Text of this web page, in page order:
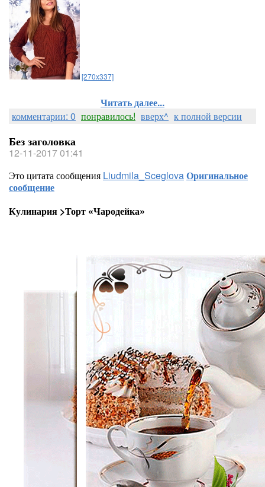
[270x337]
Читать далее...
комментарии: 0 понравилось! вверх^ к полной версии
Без заголовка
12-11-2017 01:41
Это цитата сообщения Liudmila_SceglovaОригинальное
сообщение
Кулинария >Торт «Чародейка»